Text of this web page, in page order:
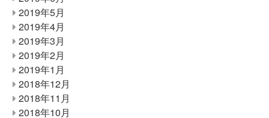
2019年5月
2019年4月
2019年3月
2019年2月
2019年1月
2018年12月
2018年11月
2018年10月